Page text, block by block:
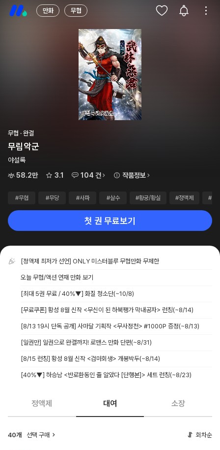
만화 무협
무협 · 완결
무림악군
야설록
58.2만
3.1 104 건 작품정보
#무협 #무당 #사파 #살수 #황궁/황실 #정액제 #1
첫 권 무료보기
[정액제 최저가 선언] ONLY 미스터블루 무협만화 무제한
오늘 무협/액션 연재 만화 보기
[최대 5권 무료 / 40%▼] 화질 청소단(~10/8)
[무료쿠폰] 황성 8월 신작 <무신이 된 하북팽가 막내공자> 런칭(~8/14)
[8/13 19시 단독 공개] 사마달 기획작 <무사정천> #1000P 증정(~8/13)
[일권만] 일권으로 완결까지! 로맨스 만화 단편(~8/31)
[8/15 런칭] 황성 8월 신작 <검마회생> 개봉박두(~8/14)
[40%▼] 하승남 <반로환동인 줄 알았다 [단행본]> 세트 런칭(~8/23)
정액제 대여 소장
40개 선택 구매 회차순